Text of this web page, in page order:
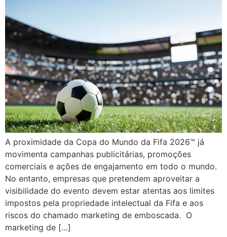
A proximidade da Copa do Mundo da Fifa 2026™ já
movimenta campanhas publicitárias, promoções
comerciais e ações de engajamento em todo o mundo.
No entanto, empresas que pretendem aproveitar a
visibilidade do evento devem estar atentas aos limites
impostos pela propriedade intelectual da Fifa e aos
riscos do chamado marketing de emboscada. O
marketing de […]